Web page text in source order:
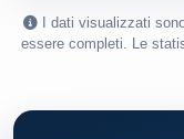
I dati visualizzati
essere completi. Le